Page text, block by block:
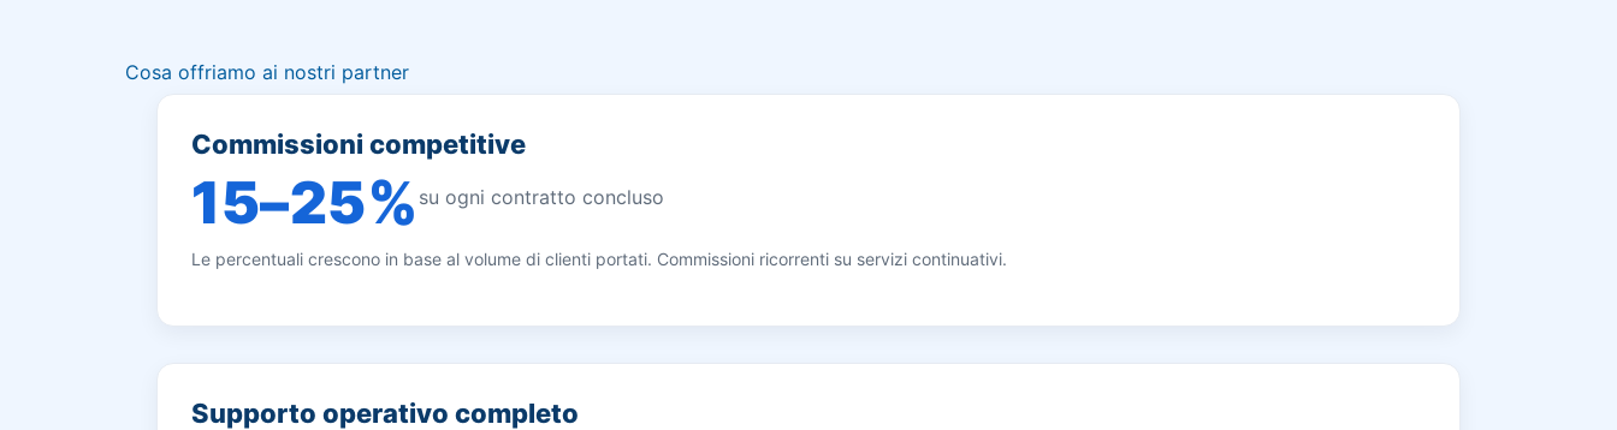
Cosa offriamo ai nostri partner
Commissioni competitive
15–25% su ogni contratto concluso
Le percentuali crescono in base al volume di clienti portati. Commissioni ricorrenti su servizi continuativi.
Supporto operativo completo